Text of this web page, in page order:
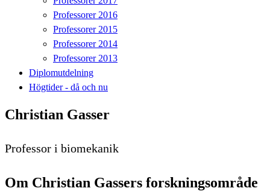
Professorer 2016
Professorer 2015
Professorer 2014
Professorer 2013
Diplomutdelning
Högtider - då och nu
Christian Gasser
Professor i biomekanik
Om Christian Gassers forskningsområde